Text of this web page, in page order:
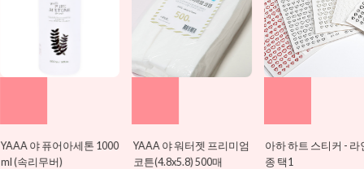
YAAA 야 워터젯 프리미엄
코튼(4.8x5.8) 500매
아하 하트 스티커 - 라인 5
종 택1
더젤 샵 팔레트(YM)
택1